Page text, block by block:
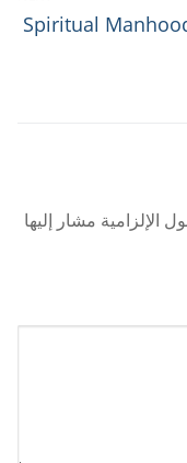
Spiritual
الإلزامية مشار إليها